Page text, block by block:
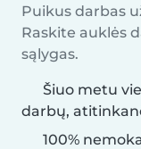
Puikus darbas
Raskite auklės
sąlygas.
Šiuo metu
darbų,
100%